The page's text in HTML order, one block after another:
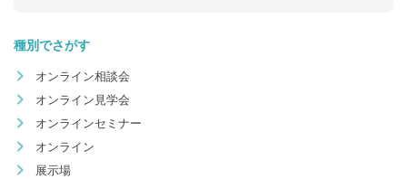
種別でさがす
オンライン相談会
オンライン見学会
オンラインセミナー
オンライン
展示場